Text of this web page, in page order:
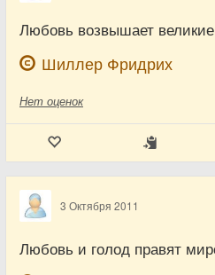
Любовь возвышает
Шиллер Фридрих
Нет оценок
3 Октября 2011
Любовь и голод правят